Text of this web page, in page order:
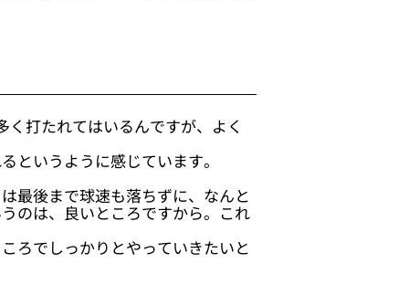
打たれてはいるんですが、よく
というように感じています。
最後まで球速も落ちずに、なんと
のは、良いところですから。これ
ろでしっかりとやっていきたいと